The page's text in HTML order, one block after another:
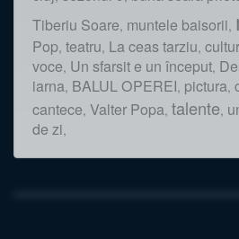
Tiberiu Soare, muntele baisorii,
Pop, teatru, La ceas tarziu,
voce, Un sfarsit e un început,
iarna, BALUL OPEREI, pictura,
cantece, Valter Popa, talente,
de zi,